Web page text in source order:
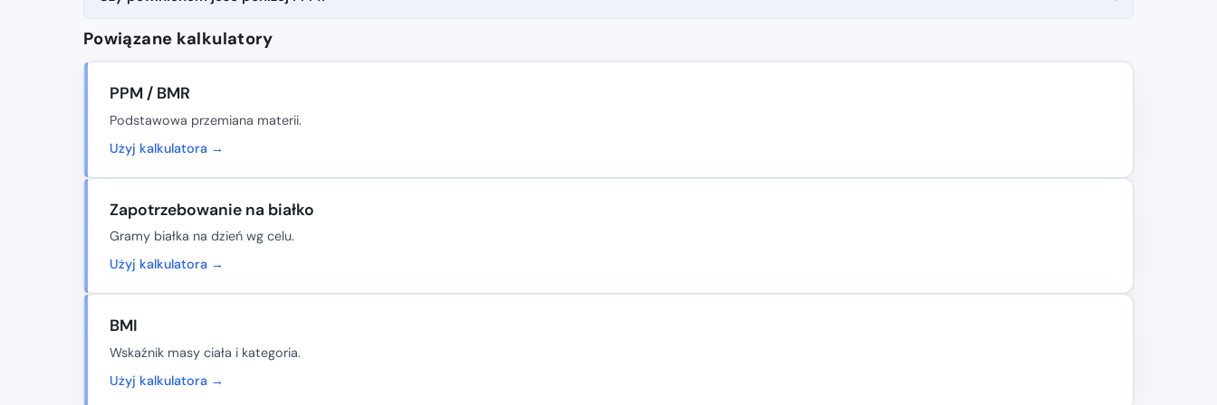
Powiązane kalkulatory
PPM / BMR
Podstawowa przemiana materii.
Użyj kalkulatora →
Zapotrzebowanie na białko
Gramy białka na dzień wg celu.
Użyj kalkulatora →
BMI
Wskaźnik masy ciała i kategoria.
Użyj kalkulatora →